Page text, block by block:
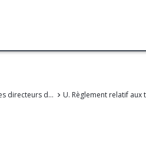
III. Principes directeurs de la procédure devant l'OEB